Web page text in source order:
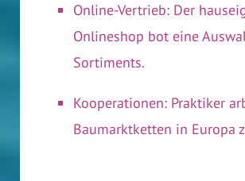
Online-Vertrieb: Der
Onlineshop bot eine
Sortiments.
Kooperationen: Praktiker
Baumarktketten in Europa